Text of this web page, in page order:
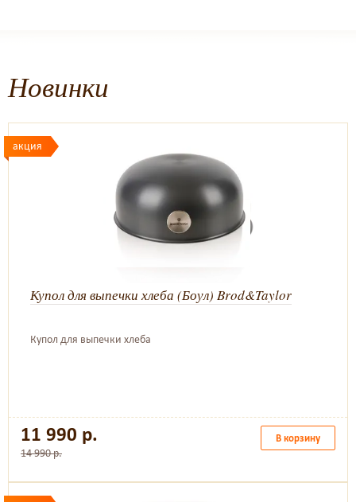
Новинки
акция
Купол для выпечки хлеба (Боул) Brod&Taylor
Купол для выпечки хлеба
11 990 р.
14 990 р.
В корзину